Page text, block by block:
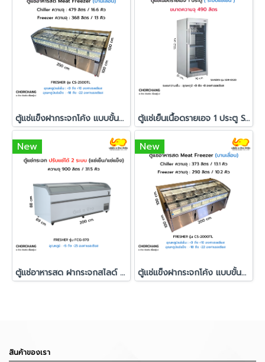
ตู้แช่แข็งฝากระจกโค้ง แบบขั้นบันได Fresher รุ่น CS-2500TL ตู้แช่เย็นเนื้อดรายเอจ 1 ประตู SANDEN รุ่น SDR-0320
New
ตู้แช่อาหารสด ฝากระจกสไลด์ FRESHER รุ่น FCG-870
New
ตู้แช่แข็งฝากระจกโค้ง แบบขั้นบันได FRESHER รุ่น CS-2000TL
สินค้าของเรา